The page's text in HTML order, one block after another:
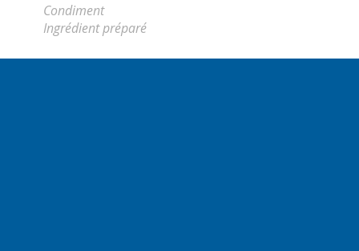
Condiment
Ingrédient préparé